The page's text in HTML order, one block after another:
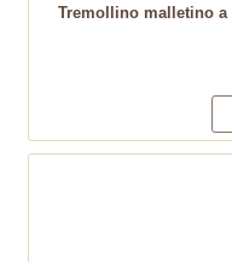
Tremollino malletino a